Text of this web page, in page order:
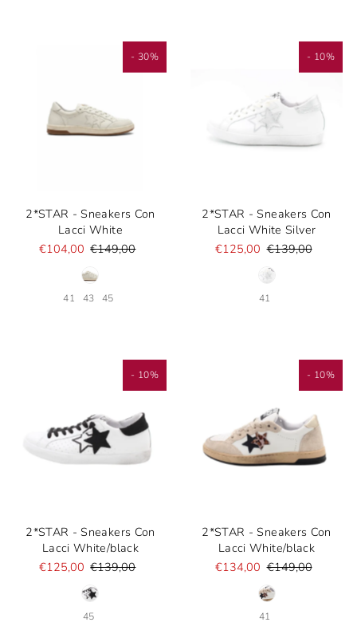
- 30%
2*STAR - Sneakers Con
Lacci White
€104,00 €149,00
41 43 45
- 10%
2*STAR - Sneakers Con
Lacci White Silver
€125,00 €139,00
41
- 10%
2*STAR - Sneakers Con
Lacci White/black
€125,00 €139,00
45
- 10%
2*STAR - Sneakers Con
Lacci White/black
€134,00 €149,00
41